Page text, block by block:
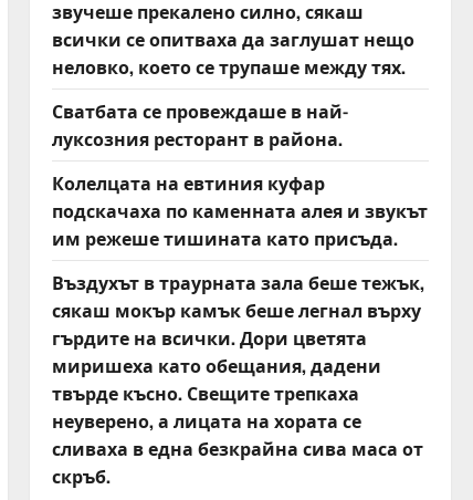
звучеше прекалено силно, сякаш
всички се опитваха да заглушат нещо
неловко, което се трупаше между тях.
Сватбата се провеждаше в най-
луксозния ресторант в района.
Колелцата на евтиния куфар
подскачаха по каменната алея и звукът
им режеше тишината като присъда.
Въздухът в траурната зала беше тежък,
сякаш мокър камък беше легнал върху
гърдите на всички. Дори цветята
миришеха като обещания, дадени
твърде късно. Свещите трепкаха
неуверено, а лицата на хората се
сливаха в една безкрайна сива маса от
скръб.